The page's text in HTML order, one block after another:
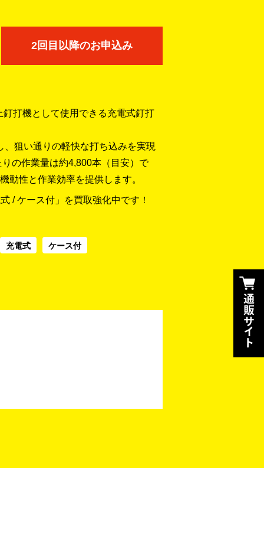
2回目以降のお申込み
打機として使用できる充電式釘打
狙い通りの軽快な打ち込みを実現
の作業量は約4,800本（目安）で
動性と作業効率を提供します。
/ ケース付」を買取強化中です！
充電式 ケース付